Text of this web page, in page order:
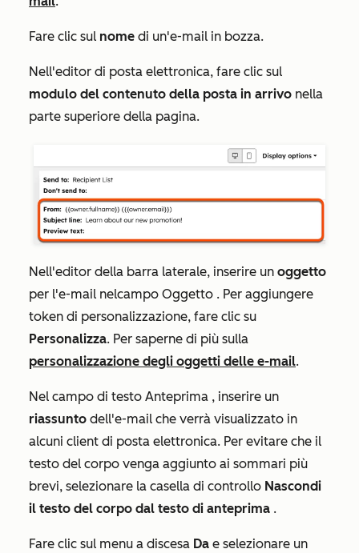
Fare clic sul nome di un'e-mail in bozza.
Nell'editor di posta elettronica, fare clic sul
modulo del contenuto della posta in arrivo nella
parte superiore della pagina.
Nell'editor della barra laterale, inserire un oggetto
per l'e-mail nelcampo Oggetto . Per aggiungere
token di personalizzazione, fare clic su
Personalizza. Per saperne di più sulla
personalizzazione degli oggetti delle e-mail.
Nel campo di testo Anteprima , inserire un
riassunto dell'e-mail che verrà visualizzato in
alcuni client di posta elettronica. Per evitare che il
testo del corpo venga aggiunto ai sommari più
brevi, selezionare la casella di controllo Nascondi
il testo del corpo dal testo di anteprima .
Fare clic sul menu a discesa Da e selezionare un